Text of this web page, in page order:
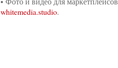
whitemedia.studio.